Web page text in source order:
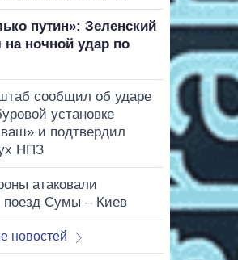
путин»: Зеленский
на ночной удар по
сообщил об ударе
установке
и подтвердил
НПЗ
атаковали
поезд Сумы – Киев
новостей